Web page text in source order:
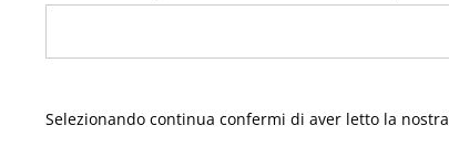
Selezionando continua confermi di aver letto la nostra